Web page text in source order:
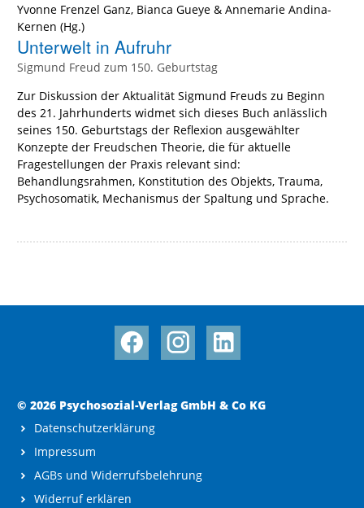
Yvonne Frenzel Ganz, Bianca Gueye & Annemarie Andina-
Kernen (Hg.)
Unterwelt in Aufruhr
Sigmund Freud zum 150. Geburtstag
Zur Diskussion der Aktualität Sigmund Freuds zu Beginn
des 21. Jahrhunderts widmet sich dieses Buch anlässlich
seines 150. Geburtstags der Reflexion ausgewählter
Konzepte der Freudschen Theorie, die für aktuelle
Fragestellungen der Praxis relevant sind:
Behandlungsrahmen, Konstitution des Objekts, Trauma,
Psychosomatik, Mechanismus der Spaltung und Sprache.
© 2026 Psychosozial-Verlag GmbH & Co KG
Datenschutzerklärung
Impressum
AGBs und Widerrufsbelehrung
Widerruf erklären